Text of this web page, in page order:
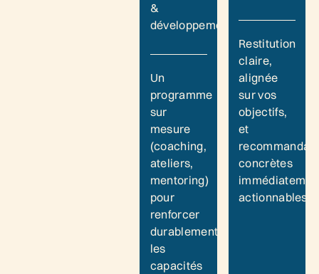
&
développement
Un
programme
sur
mesure
(coaching,
ateliers,
mentoring)
pour
renforcer
durablement
les
capacités
Restitution
claire,
alignée
sur vos
objectifs,
et
concrètes
actionnables.